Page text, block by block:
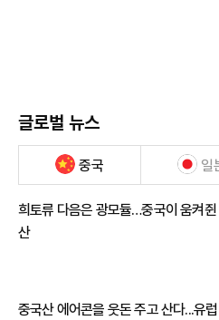
글로벌 뉴스
중국 일
희토류 다음은 광모듈…중국이 움켜
산
중국산 에어콘을 웃돈 주고 산다...유